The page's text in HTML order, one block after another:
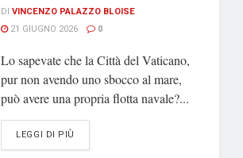
DI VINCENZO PALAZZO BLOISE
21 GIUGNO 2026
0
Lo sapevate che la Città del Vaticano,
pur non avendo uno sbocco al mare,
può avere una propria flotta navale?...
LEGGI DI PIÙ